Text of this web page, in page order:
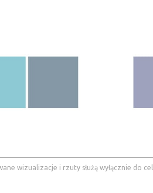
wizualizacje i rzuty służą wyłącznie do